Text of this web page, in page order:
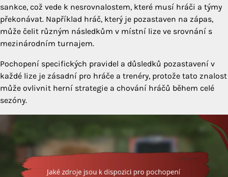
sankce, což vede k nesrovnalostem, které musí hráči a týmy
překonávat. Například hráč, který je pozastaven na zápas,
může čelit různým následkům v místní lize ve srovnání s
mezinárodním turnajem.
Pochopení specifických pravidel a důsledků pozastavení v
každé lize je zásadní pro hráče a trenéry, protože tato znalost
může ovlivnit herní strategie a chování hráčů během celé
sezóny.